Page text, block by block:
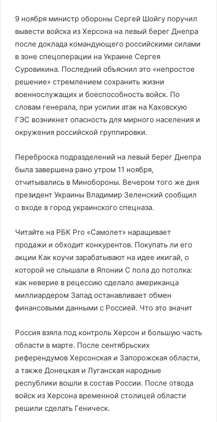
9 ноября министр обороны Сергей Шойгу поручил
вывести войска из Херсона на левый берег Днепра
после доклада командующего российскими силами
в зоне спецоперации на Украине Сергея
Суровикина. Последний объяснил это «непростое
решение» стремлением сохранить жизни
военнослужащих и боеспособность войск. По
словам генерала, при усилии атак на Каховскую
ГЭС возникнет опасность для мирного населения и
окружения российской группировки.
Переброска подразделений на левый берег Днепра
была завершена рано утром 11 ноября,
отчитывались в Минобороны. Вечером того же дня
президент Украины Владимир Зеленский сообщил
о входе в город украинского спецназа.
Читайте на РБК Pro «Самолет» наращивает
продажи и обходит конкурентов. Покупать ли его
акции Как коучи зарабатывают на идее икигай, о
которой не слышали в Японии С пола до потолка:
как неверие в рецессию сделало американца
миллиардером Запад останавливает обмен
финансовыми данными с Россией. Что это значит
Россия взяла под контроль Херсон и большую часть
области в марте. После сентябрьских
референдумов Херсонская и Запорожская области,
а также Донецкая и Луганская народные
республики вошли в состав России. После отвода
войск из Херсона временной столицей области
решили сделать Геническ.